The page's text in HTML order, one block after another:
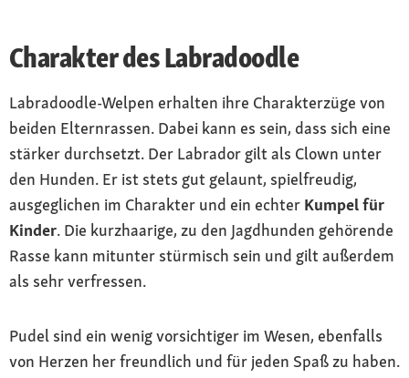
Charakter des Labradoodle
Labradoodle-Welpen erhalten ihre Charakterzüge von
beiden Elternrassen. Dabei kann es sein, dass sich eine
stärker durchsetzt. Der Labrador gilt als Clown unter
den Hunden. Er ist stets gut gelaunt, spielfreudig,
ausgeglichen im Charakter und ein echter Kumpel für
Kinder. Die kurzhaarige, zu den Jagdhunden gehörende
Rasse kann mitunter stürmisch sein und gilt außerdem
als sehr verfressen.
Pudel sind ein wenig vorsichtiger im Wesen, ebenfalls
von Herzen her freundlich und für jeden Spaß zu haben.